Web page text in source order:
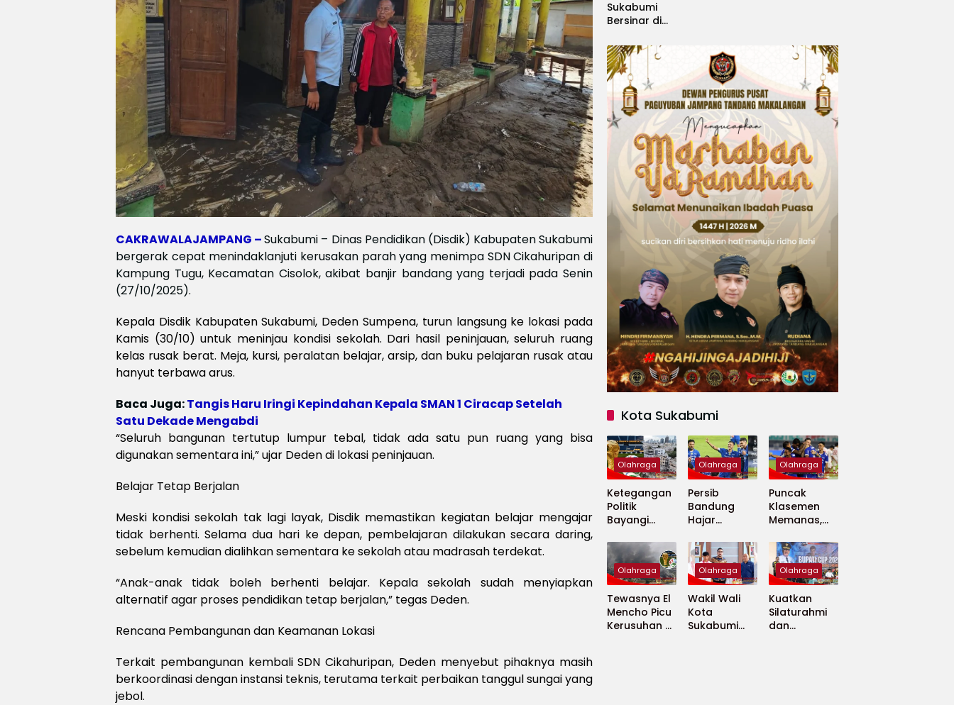
CAKRAWALAJAMPANG –Sukabumi – Dinas Pendidikan (Disdik) Kabupaten Sukabumi
bergerak cepat menindaklanjuti kerusakan parah yang menimpa SDN Cikahuripan di
Kampung Tugu, Kecamatan Cisolok, akibat banjir bandang yang terjadi pada Senin
(27/10/2025).
Kepala Disdik Kabupaten Sukabumi, Deden Sumpena, turun langsung ke lokasi pada
Kamis (30/10) untuk meninjau kondisi sekolah. Dari hasil peninjauan, seluruh ruang
kelas rusak berat. Meja, kursi, peralatan belajar, arsip, dan buku pelajaran rusak atau
hanyut terbawa arus.
Baca Juga:Tangis Haru Iringi Kepindahan Kepala SMAN 1 Ciracap Setelah
Satu Dekade Mengabdi
“Seluruh bangunan tertutup lumpur tebal, tidak ada satu pun ruang yang bisa
digunakan sementara ini,” ujar Deden di lokasi peninjauan.
Belajar Tetap Berjalan
Meski kondisi sekolah tak lagi layak, Disdik memastikan kegiatan belajar mengajar
tidak berhenti. Selama dua hari ke depan, pembelajaran dilakukan secara daring,
sebelum kemudian dialihkan sementara ke sekolah atau madrasah terdekat.
“Anak-anak tidak boleh berhenti belajar. Kepala sekolah sudah menyiapkan
alternatif agar proses pendidikan tetap berjalan,” tegas Deden.
Rencana Pembangunan dan Keamanan Lokasi
Terkait pembangunan kembali SDN Cikahuripan, Deden menyebut pihaknya masih
berkoordinasi dengan instansi teknis, terutama terkait perbaikan tanggul sungai yang
jebol.
Sukabumi
Bersinar di
Gelar
Bergengsi
Ajang Idol
Kids
International
2026
Kota Sukabumi
Olahraga
Ketegangan
Politik
Bayangi
Piala Dunia
2026
Olahraga
Persib
Bandung
Hajar
United 5-0,
Perkuat
Puncak
Klasemen BRI
Super
League
Olahraga
Puncak
Klasemen
Memanas,
Persija Saling
Tekan
Olahraga
Tewasnya El
Mencho Picu
Kerusuhan di
Olahraga
Wakil Wali
Kota
Sukabumi
Olahraga
Kuatkan
Silaturahmi
dan